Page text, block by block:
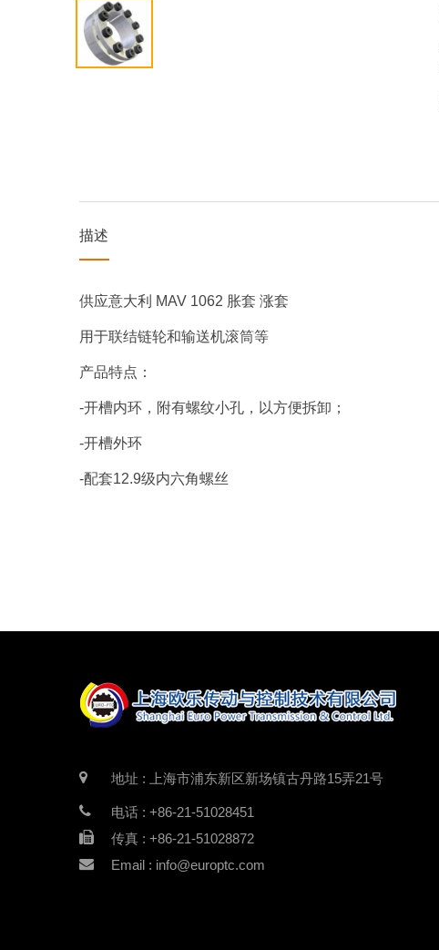
描述
供应意大利 MAV 1062 胀套 涨套
用于联结链轮和输送机滚筒等
产品特点：
-开槽内环，附有螺纹小孔，以方便拆卸；
-开槽外环
-配套12.9级内六角螺丝
地址 : 上海市浦东新区新场镇古丹路15弄21号
电话 : +86-21-51028451
传真 : +86-21-51028872
Email : info@europtc.com